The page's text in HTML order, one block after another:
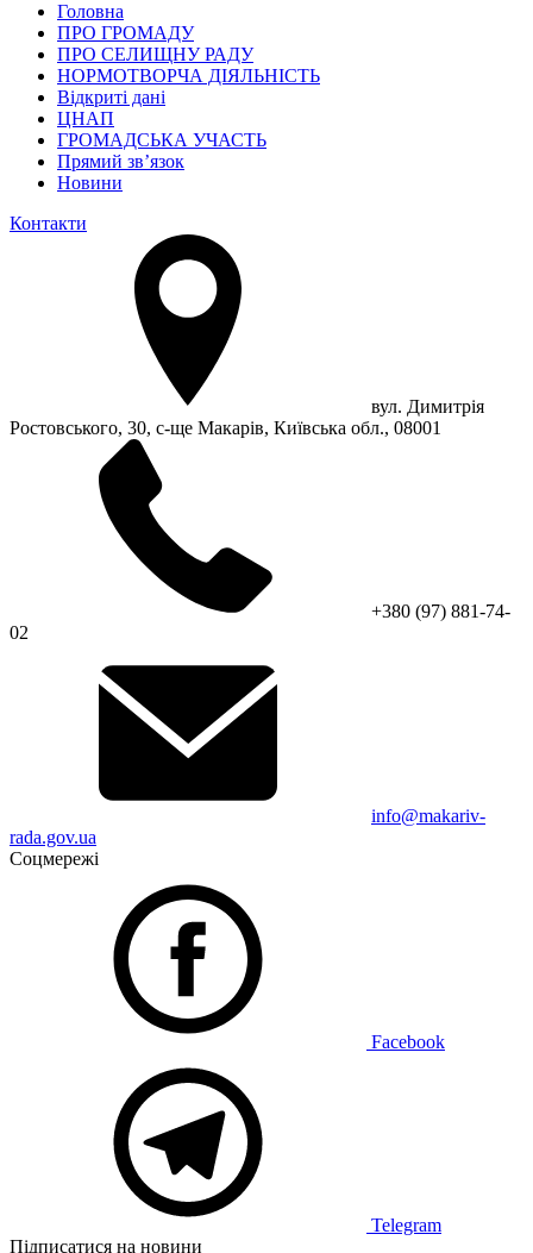
Головна
ПРО ГРОМАДУ
ПРО СЕЛИЩНУ РАДУ
НОРМОТВОРЧА ДІЯЛЬНІСТЬ
Відкриті дані
ЦНАП
ГРОМАДСЬКА УЧАСТЬ
Прямий зв’язок
Новини
Контакти
вул. Димитрія
Ростовського, 30, с-ще Макарів, Київська обл., 08001
+380 (97) 881-74-
02
info@makariv-
rada.gov.ua
Соцмережі
Facebook
Telegram
Підписатися на новини